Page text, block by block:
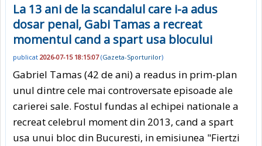
La 13 ani de la scandalul care i-a adus
dosar penal, Gabi Tamas a recreat
momentul cand a spart usa blocului
publicat 2026-07-15 18:15:07(Gazeta-Sporturilor)
Gabriel Tamas (42 de ani) a readus in prim-plan
unul dintre cele mai controversate episoade ale
carierei sale. Fostul fundas al echipei nationale a
recreat celebrul moment din 2013, cand a spart
usa unui bloc din Bucuresti, in emisiunea "Fiertzi